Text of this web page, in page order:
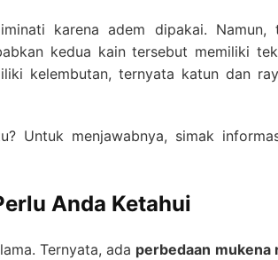
karena adem dipakai. Namun,
kedua kain tersebut memiliki
kelembutan, ternyata katun dan
Untuk menjawabnya, simak
Anda Ketahui
Ternyata, ada perbedaan mukena